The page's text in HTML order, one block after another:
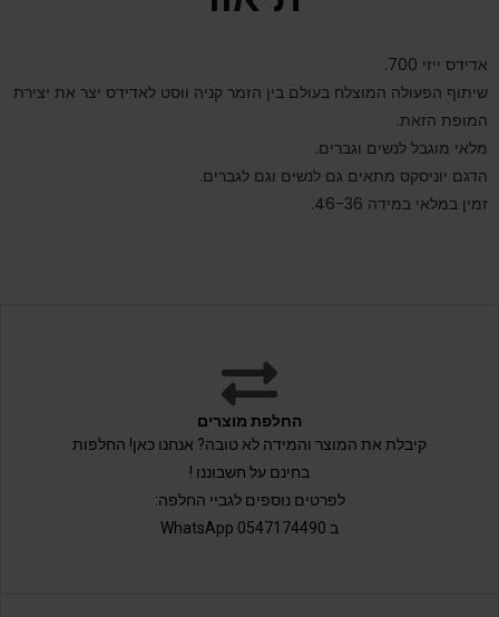
אדידס ייזי 700.
שיתוף הפעולה המוצלח בעולם בין הזמר קניה ווסט לאדידס יצר את יצירת
המופת הזאת.
מלאי מוגבל לנשים וגברים.
הדגם יוניסקס מתאים גם לנשים וגם לגברים.
זמין במלאי במידה 46-36.
החלפת מוצרים
קיבלת את המוצר והמידה לא טובה? אנחנו כאן! החלפות
בחינם על חשבוננו !
לפרטים נוספים לגביי החלפה:
ב 0547174490 WhatsApp